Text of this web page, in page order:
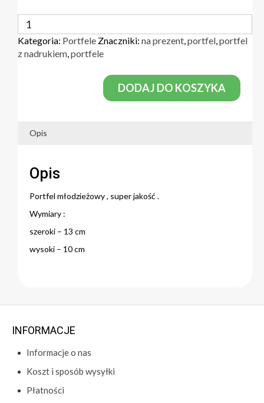
ilość
Portfele
z
nadrukami
Kategoria: Portfele Znaczniki: na prezent,portfel,portfel
z nadrukiem,portfele
DODAJ DO KOSZYKA
Opis
Opis
Portfel młodzieżowy , super jakość .
Wymiary :
szeroki – 13 cm
wysoki – 10 cm
INFORMACJE
Informacje o nas
Koszt i sposób wysyłki
Płatności